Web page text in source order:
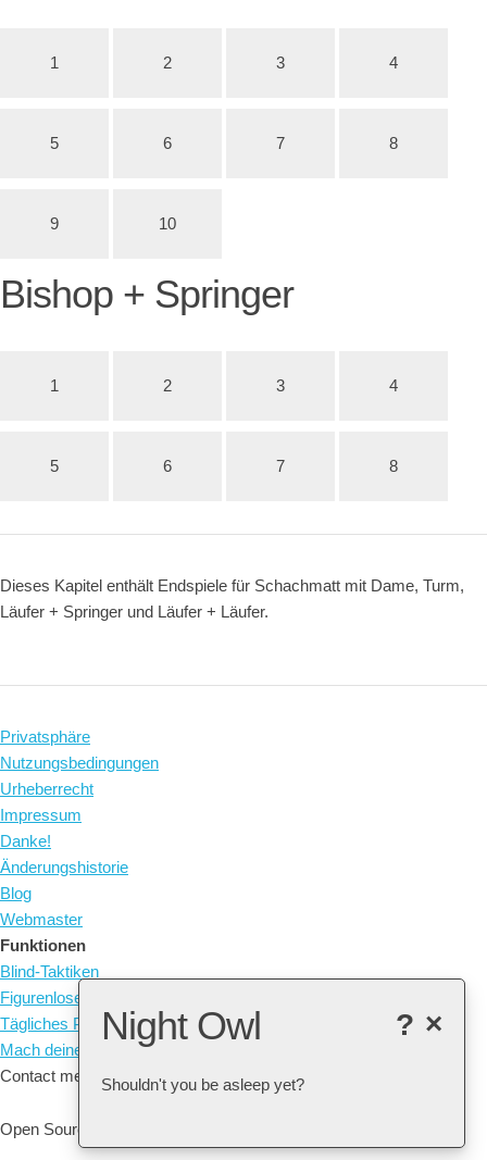
1 2 3 4
5 6 7 8
9 10
Bishop + Springer
1 2 3 4
5 6 7 8
Dieses Kapitel enthält Endspiele für Schachmatt mit Dame, Turm,
Läufer + Springer und Läufer + Läufer.
Privatsphäre
Nutzungsbedingungen
Urheberrecht
Impressum
Danke!
Änderungshistorie
Blog
Webmaster
Funktionen
Blind-Taktiken
Figurenlose Taktiken
Tägliches Puzzle
Mach deine eigenen Taktiken
Contact me at: arne@listudy.org
Open Source & Free Software:
×
?
Night Owl
Shouldn't you be asleep yet?